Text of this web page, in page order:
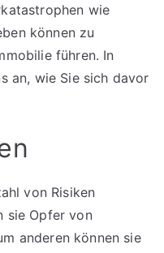
wie
können zu
führen. In
an, wie Sie sich davor
von Risiken
sie Opfer von
anderen können sie